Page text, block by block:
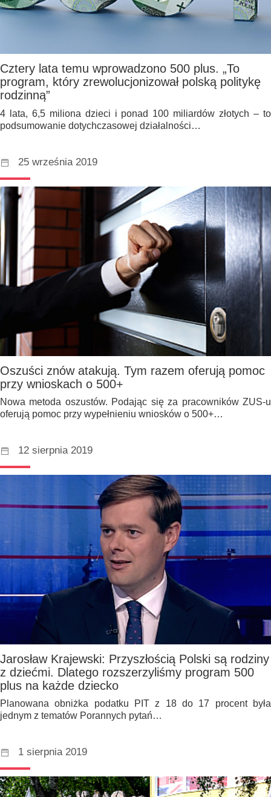
Cztery lata temu wprowadzono 500 plus. „To
program, który zrewolucjonizował polską politykę
rodzinną”
4 lata, 6,5 miliona dzieci i ponad 100 miliardów złotych – to
podsumowanie dotychczasowej działalności…
25 września 2019
Oszuści znów atakują. Tym razem oferują pomoc
przy wnioskach o 500+
Nowa metoda oszustów. Podając się za pracowników ZUS-u
oferują pomoc przy wypełnieniu wniosków o 500+…
12 sierpnia 2019
Jarosław Krajewski: Przyszłością Polski są rodziny
z dziećmi. Dlatego rozszerzyliśmy program 500
plus na każde dziecko
Planowana obniżka podatku PIT z 18 do 17 procent była
jednym z tematów Porannych pytań…
1 sierpnia 2019